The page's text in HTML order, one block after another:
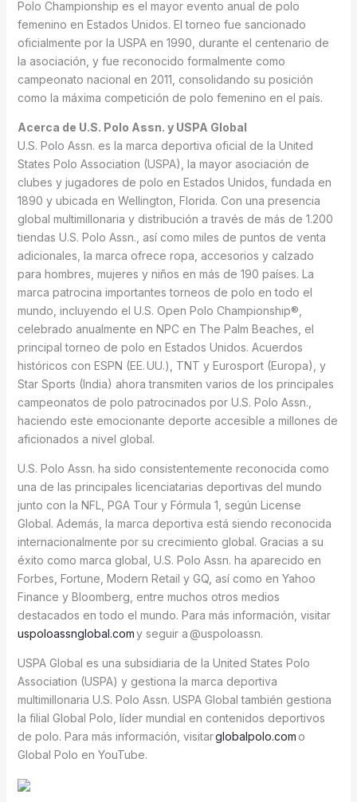
Polo Championship es el mayor evento anual de polo
femenino en Estados Unidos. El torneo fue sancionado
oficialmente por la USPA en 1990, durante el centenario de
la asociación, y fue reconocido formalmente como
campeonato nacional en 2011, consolidando su posición
como la máxima competición de polo femenino en el país.
Acerca de U.S. Polo Assn. y USPA Global
U.S. Polo Assn. es la marca deportiva oficial de la United
States Polo Association (USPA), la mayor asociación de
clubes y jugadores de polo en Estados Unidos, fundada en
1890 y ubicada en Wellington, Florida. Con una presencia
global multimillonaria y distribución a través de más de 1.200
tiendas U.S. Polo Assn., así como miles de puntos de venta
adicionales, la marca ofrece ropa, accesorios y calzado
para hombres, mujeres y niños en más de 190 países. La
marca patrocina importantes torneos de polo en todo el
mundo, incluyendo el U.S. Open Polo Championship®,
celebrado anualmente en NPC en The Palm Beaches, el
principal torneo de polo en Estados Unidos. Acuerdos
históricos con ESPN (EE. UU.), TNT y Eurosport (Europa), y
Star Sports (India) ahora transmiten varios de los principales
campeonatos de polo patrocinados por U.S. Polo Assn.,
haciendo este emocionante deporte accesible a millones de
aficionados a nivel global.
U.S. Polo Assn. ha sido consistentemente reconocida como
una de las principales licenciatarias deportivas del mundo
junto con la NFL, PGA Tour y Fórmula 1, según License
Global. Además, la marca deportiva está siendo reconocida
internacionalmente por su crecimiento global. Gracias a su
éxito como marca global, U.S. Polo Assn. ha aparecido en
Forbes, Fortune, Modern Retail y GQ, así como en Yahoo
Finance y Bloomberg, entre muchos otros medios
destacados en todo el mundo. Para más información, visitar
uspoloassnglobal.comy seguir a @uspoloassn.
USPA Global es una subsidiaria de la United States Polo
Association (USPA) y gestiona la marca deportiva
multimillonaria U.S. Polo Assn. USPA Global también gestiona
la filial Global Polo, líder mundial en contenidos deportivos
de polo. Para más información, visitarglobalpolo.com o
Global Polo en YouTube.